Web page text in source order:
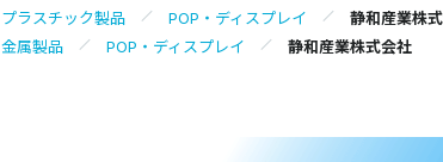
プラスチック製品 POP・ディスプレイ
静和産業株
金属製品 POP・ディスプレイ 静和産業株式会社